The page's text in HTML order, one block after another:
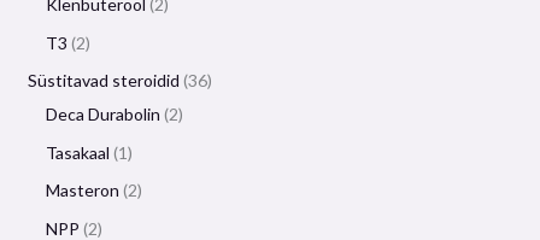
Klenbuterool 2
T3 2
Süstitavad steroidid 36
Deca Durabolin 2
Tasakaal 1
Masteron 2
NPP 2